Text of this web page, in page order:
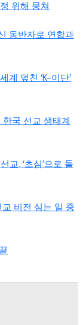
위해 뭉쳐
동반자로 연합과
계 덮친 ‘K-이단’
한국 선교 생태계
교, ‘초심’으로 돌
교 비전 심는 일 중